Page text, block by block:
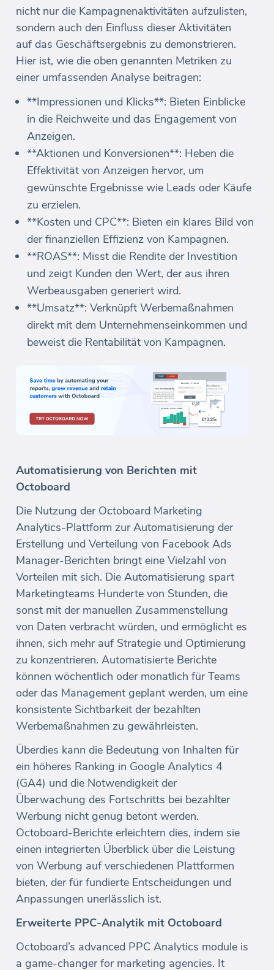
nicht nur die Kampagnenaktivitäten aufzulisten,
sondern auch den Einfluss dieser Aktivitäten
auf das Geschäftsergebnis zu demonstrieren.
Hier ist, wie die oben genannten Metriken zu
einer umfassenden Analyse beitragen:
**Impressionen und Klicks**: Bieten Einblicke
in die Reichweite und das Engagement von
Anzeigen.
**Aktionen und Konversionen**: Heben die
Effektivität von Anzeigen hervor, um
gewünschte Ergebnisse wie Leads oder Käufe
zu erzielen.
**Kosten und CPC**: Bieten ein klares Bild von
der finanziellen Effizienz von Kampagnen.
**ROAS**: Misst die Rendite der Investition
und zeigt Kunden den Wert, der aus ihren
Werbeausgaben generiert wird.
**Umsatz**: Verknüpft Werbemaßnahmen
direkt mit dem Unternehmenseinkommen und
beweist die Rentabilität von Kampagnen.
Automatisierung von Berichten mit
Octoboard
Die Nutzung der Octoboard Marketing
Analytics-Plattform zur Automatisierung der
Erstellung und Verteilung von Facebook Ads
Manager-Berichten bringt eine Vielzahl von
Vorteilen mit sich. Die Automatisierung spart
Marketingteams Hunderte von Stunden, die
sonst mit der manuellen Zusammenstellung
von Daten verbracht würden, und ermöglicht es
ihnen, sich mehr auf Strategie und Optimierung
zu konzentrieren. Automatisierte Berichte
können wöchentlich oder monatlich für Teams
oder das Management geplant werden, um eine
konsistente Sichtbarkeit der bezahlten
Werbemaßnahmen zu gewährleisten.
Überdies kann die Bedeutung von Inhalten für
ein höheres Ranking in Google Analytics 4
(GA4) und die Notwendigkeit der
Überwachung des Fortschritts bei bezahlter
Werbung nicht genug betont werden.
Octoboard-Berichte erleichtern dies, indem sie
einen integrierten Überblick über die Leistung
von Werbung auf verschiedenen Plattformen
bieten, der für fundierte Entscheidungen und
Anpassungen unerlässlich ist.
Erweiterte PPC-Analytik mit Octoboard
Octoboard’s advanced PPC Analytics module is
a game-changer for marketing agencies. It